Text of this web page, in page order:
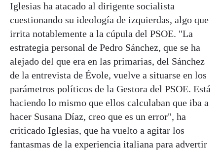
Iglesias ha atacado al dirigente socialista
cuestionando su ideología de izquierdas, algo que
irrita notablemente a la cúpula del PSOE. "La
estrategia personal de Pedro Sánchez, que se ha
alejado del que era en las primarias, del Sánchez
de la entrevista de Évole, vuelve a situarse en los
parámetros políticos de la Gestora del PSOE. Está
haciendo lo mismo que ellos calculaban que iba a
hacer Susana Díaz, creo que es un error", ha
criticado Iglesias, que ha vuelto a agitar los
fantasmas de la experiencia italiana para advertir